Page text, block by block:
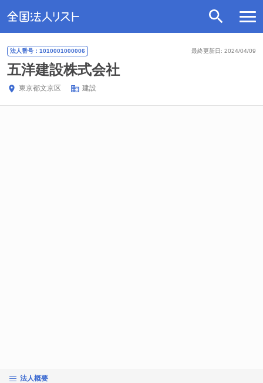
最終更新日: 2024/04/09
法人番号：1010001000006
五洋建設株式会社
東京都文京区 建設
法人概要